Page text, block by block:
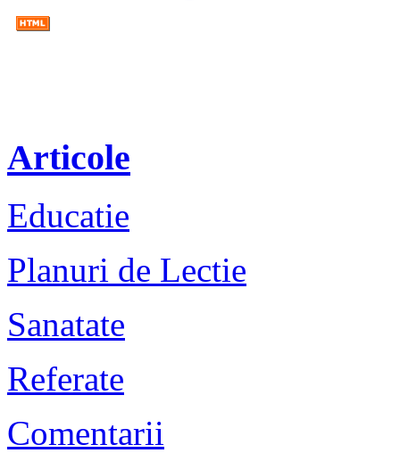
Articole
Educatie
Planuri de Lectie
Sanatate
Referate
Comentarii